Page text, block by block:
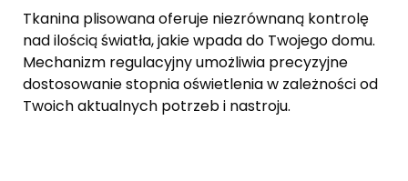
Tkanina plisowana oferuje niezrównaną kontrolę
nad ilością światła, jakie wpada do Twojego domu.
Mechanizm regulacyjny umożliwia precyzyjne
dostosowanie stopnia oświetlenia w zależności od
Twoich aktualnych potrzeb i nastroju.